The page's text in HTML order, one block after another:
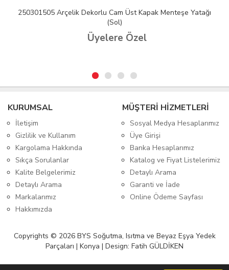
250301505 Arçelik Dekorlu Cam Üst Kapak Menteşe Yatağı
(Sol)
Üyelere Özel
KURUMSAL
İletişim
Gizlilik ve Kullanım
Kargolama Hakkında
Sıkça Sorulanlar
Kalite Belgelerimiz
Detaylı Arama
Markalarımız
Hakkımızda
MÜŞTERİ HİZMETLERİ
Sosyal Medya Hesaplarımız
Üye Girişi
Banka Hesaplarımız
Katalog ve Fiyat Listelerimiz
Detaylı Arama
Garanti ve İade
Online Ödeme Sayfası
Copyrights © 2026 BYS Soğutma, Isıtma ve Beyaz Eşya Yedek
Parçaları | Konya | Design: Fatih GÜLDİKEN